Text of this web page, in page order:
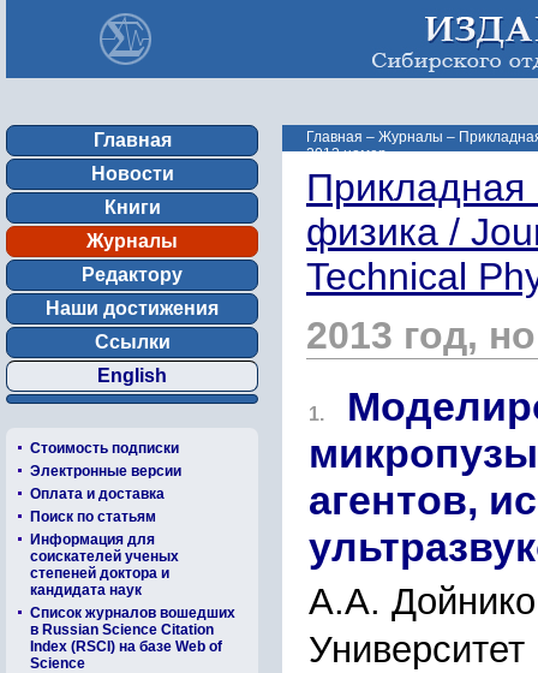
Главная
Новости
Книги
Журналы
Редактору
Наши достижения
Ссылки
English
Стоимость подписки
Электронные версии
Оплата и доставка
Поиск по статьям
Информация для
соискателей ученых
степеней доктора и
кандидата наук
Список журналов вошедших
в Russian Science Citation
Index (RSCI) на базе Web of
Science
Главная – Журналы –
2013 номер ...
Прикладная
физика /
Technical
2013 год,
1.
агентов,
А.А.